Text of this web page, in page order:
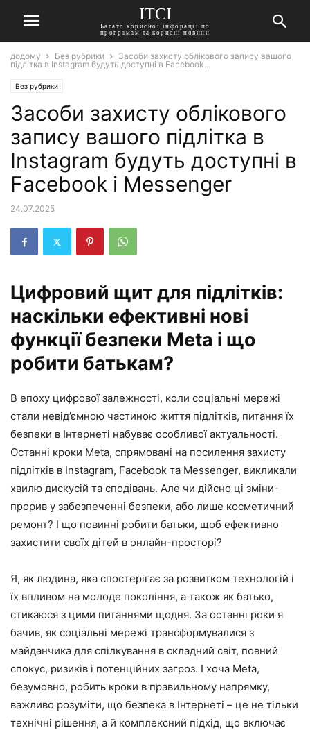
ITCI
Багато корисної інфорації по
програмам та корисні новини
додому Без рубрики
Засоби захисту облікового запису вашого
підлітка в Instagram будуть доступні в Facebook...
Без рубрики
Засоби захисту облікового
запису вашого підлітка в
Instagram будуть доступні в
Facebook і Messenger
24.07.2025
Цифровий щит для підлітків:
наскільки ефективні нові
функції безпеки Meta і що
робити батькам?
В епоху цифрової залежності, коли соціальні мережі
стали невід’ємною частиною життя підлітків, питання їх
безпеки в Інтернеті набуває особливої актуальності.
Останні кроки Meta, спрямовані на посилення захисту
підлітків в Instagram, Facebook та Messenger, викликали
хвилю дискусій та сподівань. Але чи дійсно ці зміни-
прорив у забезпеченні безпеки, або лише косметичний
ремонт? І що повинні робити батьки, щоб ефективно
захистити своїх дітей в онлайн-просторі?
Я, як людина, яка спостерігає за розвитком технологій і
їх впливом на молоде покоління, а також як батько,
стикаюся з цими питаннями щодня. За останні роки я
бачив, як соціальні мережі трансформувалися з
майданчика для спілкування в складний світ, повний
спокус, ризиків і потенційних загроз. І хоча Meta,
безумовно, робить кроки в правильному напрямку,
важливо розуміти, що безпека в Інтернеті – це не тільки
технічні рішення, а й комплексний підхід, що включає